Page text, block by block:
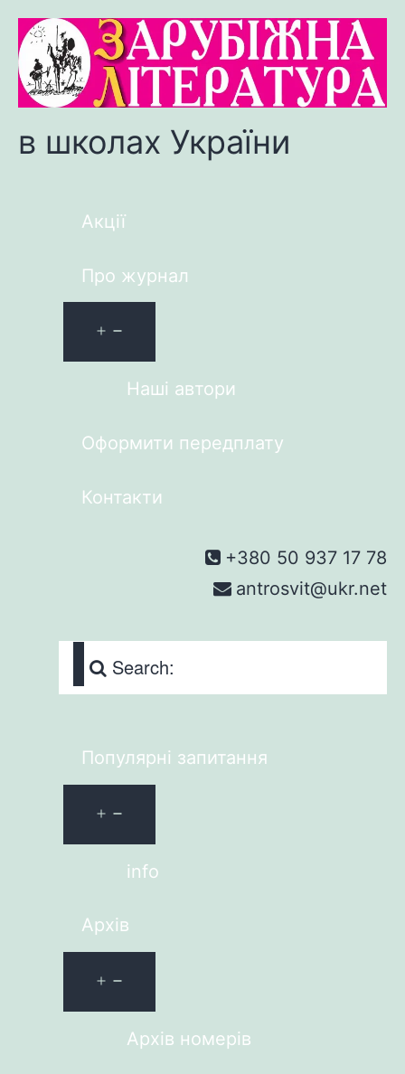
в школах України
Акції
Про журнал
Наші автори
Оформити передплату
Контакти
+380 50 937 17 78
antrosvit@ukr.net
Search:
Популярні запитання
info
Архів
Архів номерів